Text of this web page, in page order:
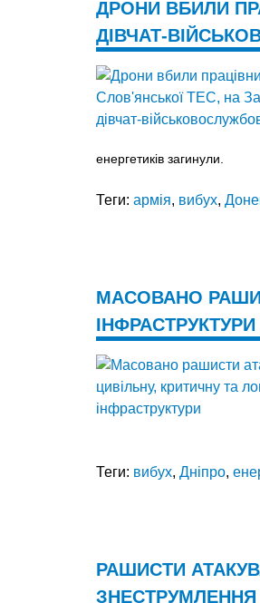
ДРОНИ ВБИЛИ
ДІВЧАТ-
енергетиків загинули.
Теги: армія, вибух,
МАСОВАНО
ІНФРАСТРУКТУРИ
Теги: вибух, Дніпро,
РАШИСТИ
ЗНЕСТРУМЛЕННЯ